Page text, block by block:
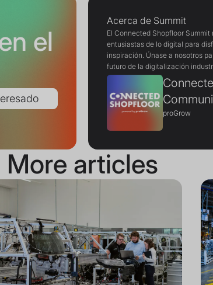
el
Acerca de Summit
El Connected Shopfloor
entusiastas de lo digital para
inspiración. Únase a nosotros
futuro de la digitalización
proGrow
More articles